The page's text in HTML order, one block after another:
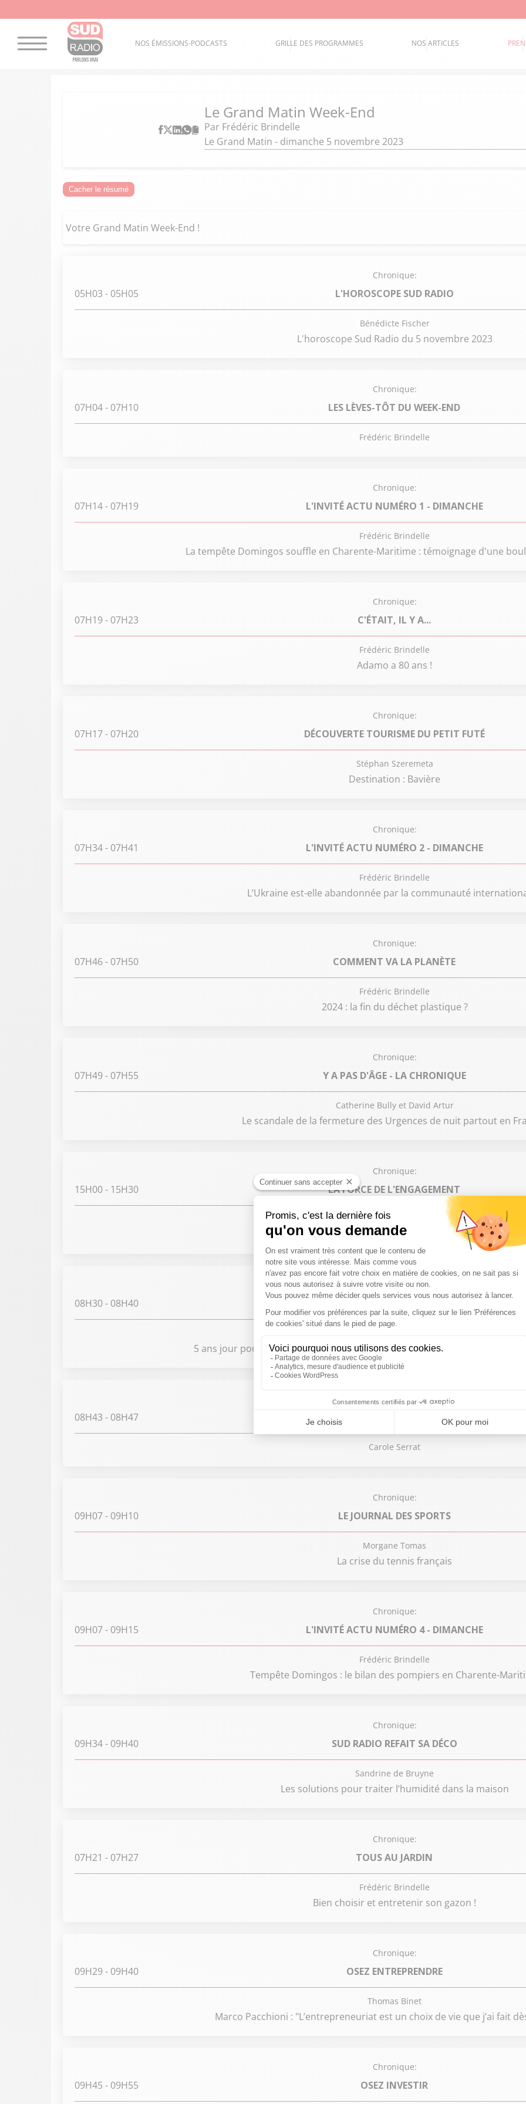
NOS ÉMISSIONS-PODCASTS GRILLE DES PROGRAMMES NOS ARTICLES
Le Grand Matin Week-End
Par Frédéric Brindelle
Le Grand Matin - dimanche 5 novembre 2023
Cacher le résumé
Votre Grand Matin Week-End !
Chronique:
05H03 - 05H05 L'HOROSCOPE SUD RADIO
Bénédicte Fischer
L'horoscope Sud Radio du 5 novembre 2023
Chronique:
07H04- 07H10 LES LÈVES-TÔT DU WEEK-END
Frédéric Brindelle
Chronique:
07H14- 07H19 L'INVITÉ ACTU NUMÉRO 1 - DIMANCHE
Frédéric Brindelle
La tempête Domingos souffle en Charente-Maritime : témoignage d'une
Chronique:
07H19- 07H23 C'ÉTAIT, IL Y A...
Frédéric Brindelle
Adamo a 80 ans !
Chronique:
07H17- 07H20 DÉCOUVERTE TOURISME DU PETIT FUTÉ
Stéphan Szeremeta
Destination : Bavière
Chronique:
07H34- 07H41 L'INVITÉ ACTU NUMÉRO 2 - DIMANCHE
Frédéric Brindelle
L’Ukraine est-elle abandonnée par la communauté
Chronique:
07H46- 07H50 COMMENT VA LA PLANÈTE
Frédéric Brindelle
2024 : la fin du déchet plastique ?
Chronique:
07H49- 07H55 Y A PAS D'ÂGE - LA CHRONIQUE
Catherine Bully et David Artur
Le scandale de la fermeture des Urgences de nuit partout en
Chronique:
15H00- 15H30 LA FORCE DE L'ENGAGEMENT
Muriel Reus
S'engager pour une justice équitable
Chronique:
08H30- 08H40 L'INVITÉ ACTU NUMÉRO 3 - DIMANCHE
5 ans jour pour jour après l’effondrement rue d’Aubagne, les riverains
Chronique:
08H43 - 08H47
Carole Serrat
Chronique:
09H07- 09H10 LE JOURNAL DES SPORTS
Morgane Tomas
La crise du tennis français
Chronique:
09H07- 09H15 L'INVITÉ ACTU NUMÉRO 4 - DIMANCHE
Frédéric Brindelle
Tempête Domingos : le bilan des pompiers en Charente-
Chronique:
09H34- 09H40 SUD RADIO REFAIT SA DÉCO
Sandrine de Bruyne
Les solutions pour traiter l’humidité dans la maison
Chronique:
07H21 - 07H27 TOUS AU JARDIN
Frédéric Brindelle
Bien choisir et entretenir son gazon !
Chronique:
09H29- 09H40 OSEZ ENTREPRENDRE
Thomas Binet
Marco Pacchioni : "L’entrepreneuriat est un choix de vie que j’ai fait
Chronique:
09H45 - 09H55 OSEZ INVESTIR